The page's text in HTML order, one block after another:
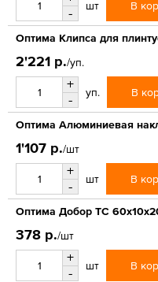
-
шт В
Оптима Клипса для
2'221 р./уп.
+
-
уп. В
Оптима Алюминиевая
1'107 р./шт
+
-
шт В
Оптима Добор ТС
378 р./шт
+
-
шт В